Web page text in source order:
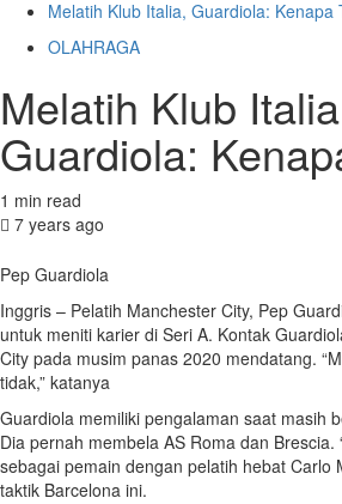
Melatih Klub Italia, Guardiola: Kenapa
OLAHRAGA
Melatih Klub
Guardiola:
1 min read
7 years ago
Pep Guardiola
Inggris – Pelatih Manchester City, Pep
untuk meniti karier di Seri A. Kontak
City pada musim panas 2020 mendatang.
tidak,” katanya
Guardiola memiliki pengalaman saat masih
Dia pernah membela AS Roma dan Brescia.
sebagai pemain dengan pelatih hebat Carlo
taktik Barcelona ini.